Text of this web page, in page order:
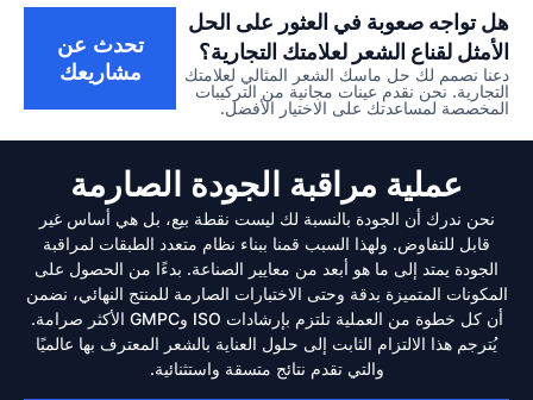
هل تواجه صعوبة في العثور على الحل
الأمثل لقناع الشعر لعلامتك التجارية؟
دعنا نصمم لك حلماسك الشعرالمثالي لعلامتك
التجارية. نحن نقدمعيناتمجانية من التركيبات
المخصصة لمساعدتك على الاختيار الأفضل.
تحدث عن
مشاريعك
عملية مراقبة الجودة الصارمة
نحن ندرك أن الجودة بالنسبة لك ليست نقطة بيع، بل هي أساس غير
قابل للتفاوض. ولهذا السبب قمنا ببناء نظام متعدد الطبقات لمراقبة
الجودة يمتد إلى ما هو أبعد من معايير الصناعة. بدءًا من الحصول على
المكونات المتميزة بدقة وحتى الاختبارات الصارمة للمنتج النهائي، نضمن
أن كل خطوة من العملية تلتزم بإرشادات ISO وGMPC الأكثر صرامة.
يُترجم هذا الالتزام الثابت إلى حلول العناية بالشعر المعترف بها عالميًا
والتي تقدم نتائج متسقة واستثنائية.